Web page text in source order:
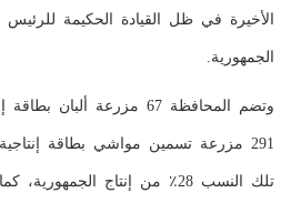
الأخيرة في ظل القيادة الحكيمة
الجمهورية.